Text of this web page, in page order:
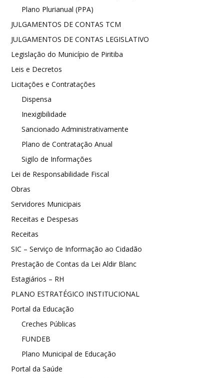
Plano Plurianual (PPA)
JULGAMENTOS DE CONTAS TCM
JULGAMENTOS DE CONTAS LEGISLATIVO
Legislação do Município de Piritiba
Leis e Decretos
Licitações e Contratações
Dispensa
Inexigibilidade
Sancionado Administrativamente
Plano de Contratação Anual
Sigilo de Informações
Lei de Responsabilidade Fiscal
Obras
Servidores Municipais
Receitas e Despesas
Receitas
SIC – Serviço de Informação ao Cidadão
Prestação de Contas da Lei Aldir Blanc
Estagiários – RH
PLANO ESTRATÉGICO INSTITUCIONAL
Portal da Educação
Creches Públicas
FUNDEB
Plano Municipal de Educação
Portal da Saúde